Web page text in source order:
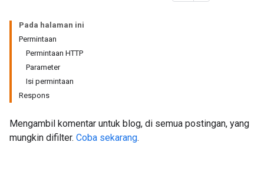
Pada halaman ini
Permintaan
Permintaan HTTP
Parameter
Isi permintaan
Respons
Mengambil komentar untuk blog, di semua postingan, yang
mungkin difilter. Coba sekarang.